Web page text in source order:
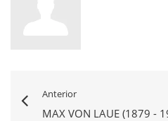
Anterior
MAX VON LAUE (1879 -